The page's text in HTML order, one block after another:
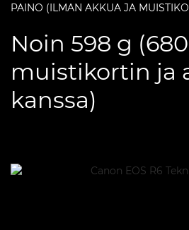
PAINO (ILMAN AKKUA JA
Noin 598 g
muistikortin ja
kanssa)